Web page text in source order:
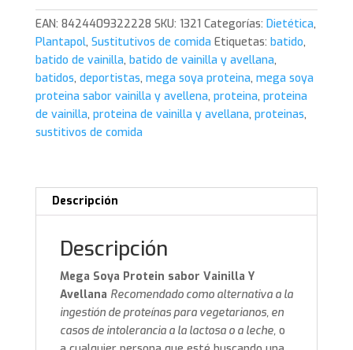
sabor
vainilla
y
avellana
Plantapol
cantidad
EAN: 8424409322228 SKU: 1321 Categorías: Dietética,
Plantapol, Sustitutivos de comida Etiquetas: batido,
batido de vainilla, batido de vainilla y avellana,
batidos, deportistas, mega soya proteina, mega soya
proteina sabor vainilla y avellena, proteina, proteina
de vainilla, proteina de vainilla y avellana, proteinas,
sustitivos de comida
Descripción
Descripción
Mega Soya Protein sabor Vainilla Y
Avellana Recomendado como alternativa a la
ingestión de proteínas para vegetarianos, en
casos de intolerancia a la lactosa o a leche,o